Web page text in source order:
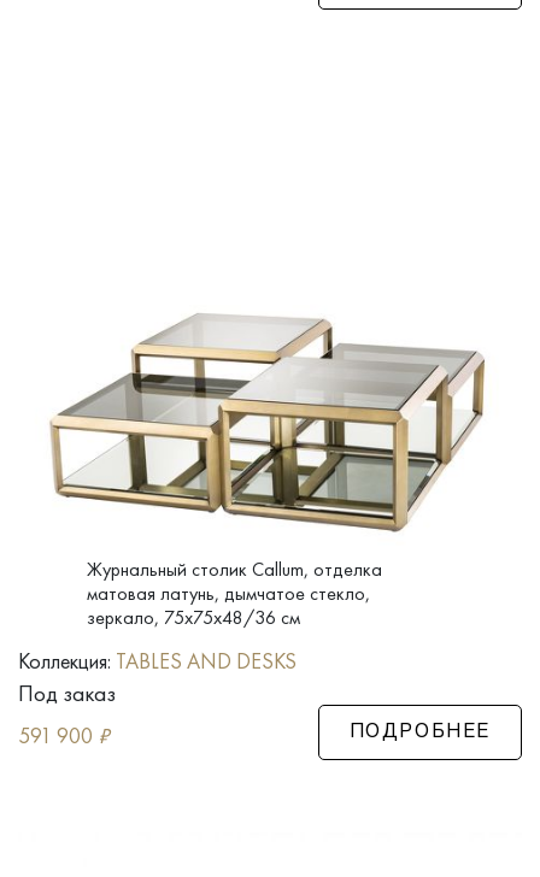
Журнальный столик Callum, отделка
матовая латунь, дымчатое стекло,
зеркало, 75x75x48/36 см
Коллекция: TABLES AND DESKS
Под заказ
591 900 ₽ ПОДРОБНЕЕ